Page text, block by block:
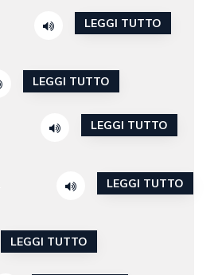
LEGGI TUTTO
LEGGI TUTTO
LEGGI TUTTO
LEGGI TUTTO
LEGGI TUTTO